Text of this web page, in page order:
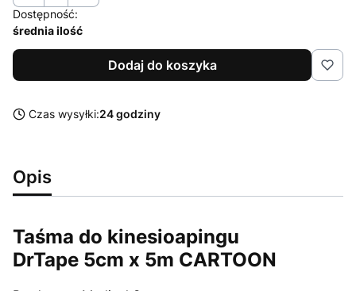
Dostępność:
średnia ilość
Dodaj do koszyka
Czas wysyłki:24 godziny
Opis
Taśma do kinesioapingu
DrTape 5cm x 5m CARTOON